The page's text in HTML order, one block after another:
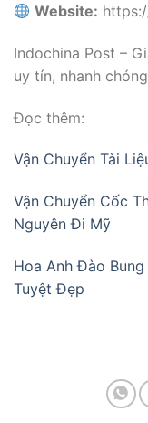
Website:
Indochina Post –
uy tín, nhanh
Đọc thêm:
Vận Chuyển Tài
Vận Chuyển Cốc
Nguyên Đi Mỹ
Hoa Anh Đào Bung
Tuyệt Đẹp